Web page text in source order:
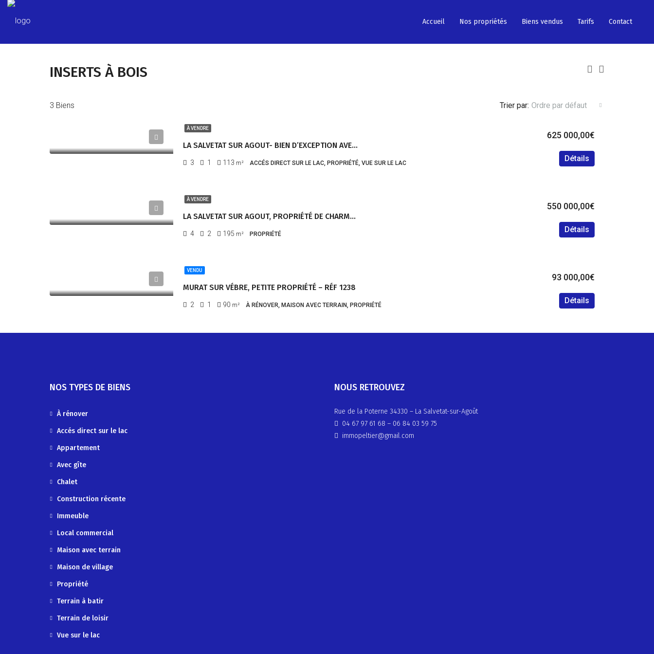
Accueil Nos propriétés Biens vendus Tarifs Contact
INSERTS À BOIS
3 Biens Trier par: Ordre par défaut
À VENDRE
LA SALVETAT SUR AGOUT- BIEN D’EXCEPTION AVEC ACCÈS PRIVILÉGIÉ SUR LE LAC DE LA RAVIÈGE- REF1293
625 000,00€
3 1 113 m² ACCÉS DIRECT SUR LE LAC, PROPRIÉTÉ, VUE SUR LE LAC Détails
À VENDRE
LA SALVETAT SUR AGOUT, PROPRIÉTÉ DE CHARME DE 15HA PROCHE DU LAC DE LA RAVIÈGE
550 000,00€
4 2 195 m² PROPRIÉTÉ Détails
VENDU
MURAT SUR VÉBRE, PETITE PROPRIÉTÉ – RÉF 1238
93 000,00€
2 1 90 m² À RÉNOVER, MAISON AVEC TERRAIN, PROPRIÉTÉ Détails
NOS TYPES DE BIENS
À rénover
Accés direct sur le lac
Appartement
Avec gîte
Chalet
Construction récente
Immeuble
Local commercial
Maison avec terrain
Maison de village
Propriété
Terrain à batir
Terrain de loisir
Vue sur le lac
NOUS RETROUVEZ
Rue de la Poterne 34330 – La Salvetat-sur-Agoût
04 67 97 61 68 – 06 84 03 59 75
immopeltier@gmail.com